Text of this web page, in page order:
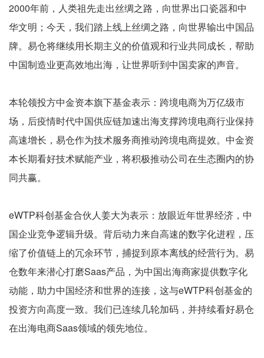
2000年前，人类祖先走出丝绸之路，向世界出口瓷器和中
华文明；今天，我们踏上线上丝绸之路，向世界输出中国品
牌。易仓将继续用长期主义的价值观和行业共同成长，帮助
中国制造业更高效地出海，让世界听到中国卖家的声音。
本轮领投方中金资本旗下基金表示：跨境电商为万亿级市
场，后疫情时代中国供应链加速出海支撑跨境电商行业保持
高速增长，易仓作为技术服务商推动跨境电商提效。中金资
本长期看好技术赋能产业，将积极推动公司在生态圈内的协
同共赢。
eWTP科创基金合伙人姜大为表示：放眼近年世界经济，中
国企业竞争逻辑升级。背后动力来自高速的数字化进程，压
缩了价值链上的冗余环节，捕捉到原本离线的经营行为。易
仓数年来潜心打磨Saas产品，为中国出海商家提供数字化
动能，助力中国经济和世界的连接，这与eWTP科创基金的
投资方向高度一致。我们已连续几轮加码，并持续看好易仓
在出海电商Saas领域的领先地位。